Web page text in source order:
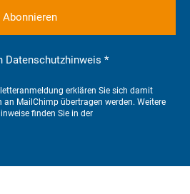
Datenschutzhinweis *
erklären Sie sich damit
an MailChimp übertragen werden. Weitere
finden Sie in der